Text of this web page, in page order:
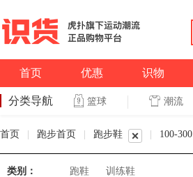
首页 优惠 识物
分类导航 篮球 潮流
首页 跑步首页 跑步鞋 100-300
类别： 跑鞋 训练鞋